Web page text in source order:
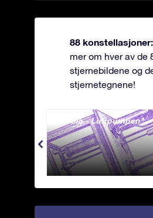
88 konstellasjoner:
mer om hver av de
stjernebildene og
stjernetegnene!
Antlia - Luftpumpen